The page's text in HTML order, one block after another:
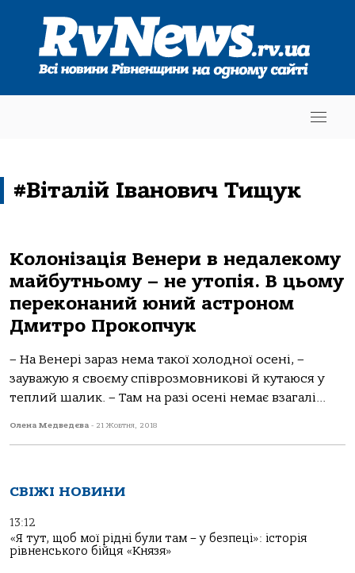
#Віталій Іванович Тищук
Колонізація Венери в недалекому
майбутньому – не утопія. В цьому
переконаний юний астроном
Дмитро Прокопчук
– На Венері зараз нема такої холодної осені, –
зауважую я своєму співрозмовникові й кутаюся у
теплий шалик. – Там на разі осені немає взагалі...
Олена Медведєва - 21 Жовтня, 2018
СВІЖІ НОВИНИ
13:12
«Я тут, щоб мої рідні були там – у безпеці»: історія
рівненського бійця «Князя»